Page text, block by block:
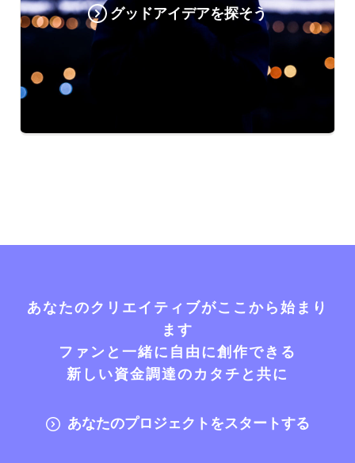
グッドアイデアを探そう
あなたのクリエイティブがここから始まり
ます
ファンと一緒に自由に創作できる
新しい資金調達のカタチと共に
あなたのプロジェクトをスタートする